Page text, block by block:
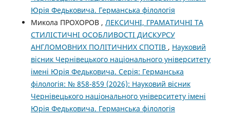
Юрія Федьковича. Германська філологія
Микола ПРОХОРОВ , ЛЕКСИЧНІ, ГРАМАТИЧНІ ТА
СТИЛІСТИЧНІ ОСОБЛИВОСТІ ДИСКУРСУ
АНГЛОМОВНИХ ПОЛІТИЧНИХ СПОТІВ , Науковий
вісник Чернівецького національного університету
імені Юрія Федьковича. Серія: Германська
філологія: № 858-859 (2026): Науковий вісник
Чернівецького національного університету імені
Юрія Федьковича. Германська філологія